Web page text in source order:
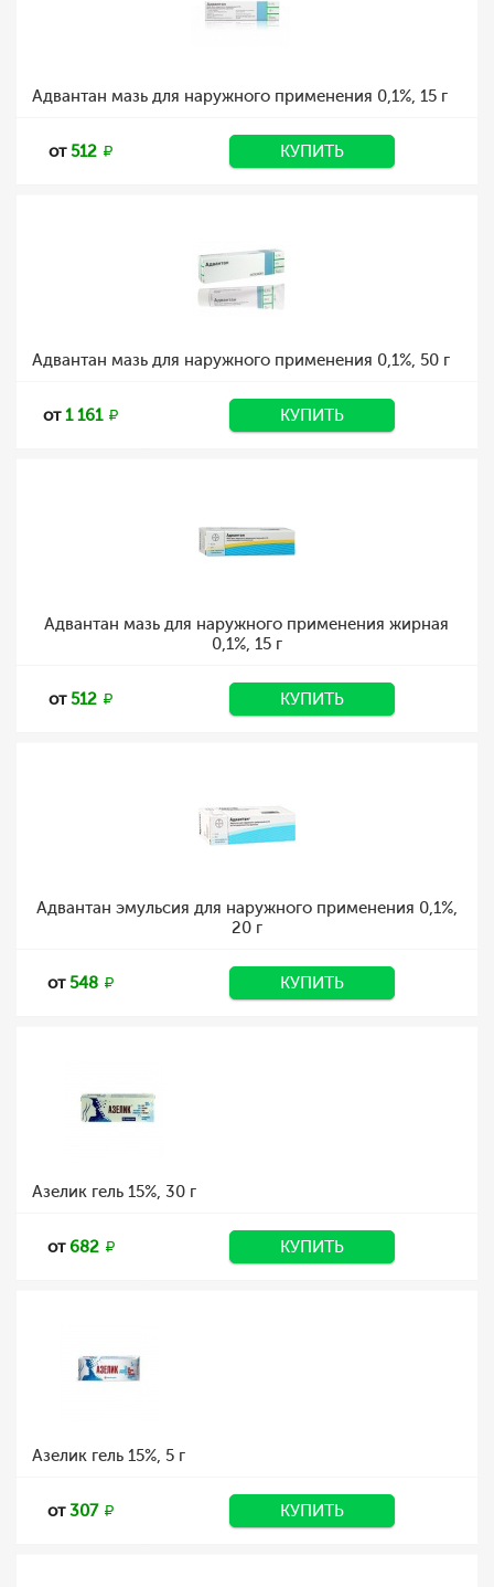
Адвантан мазь для наружного применения 0,1%, 15 г
от512 КУПИТЬ
Адвантан мазь для наружного применения 0,1%, 50 г
от1 161 КУПИТЬ
Адвантан мазь для наружного применения жирная
0,1%, 15 г
от512 КУПИТЬ
Адвантан эмульсия для наружного применения 0,1%,
20 г
от548 КУПИТЬ
Азелик гель 15%, 30 г
от682 КУПИТЬ
Азелик гель 15%, 5 г
от307 КУПИТЬ